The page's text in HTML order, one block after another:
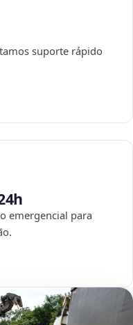
suporte rápido
emergencial para